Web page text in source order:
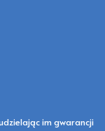
im gwarancji